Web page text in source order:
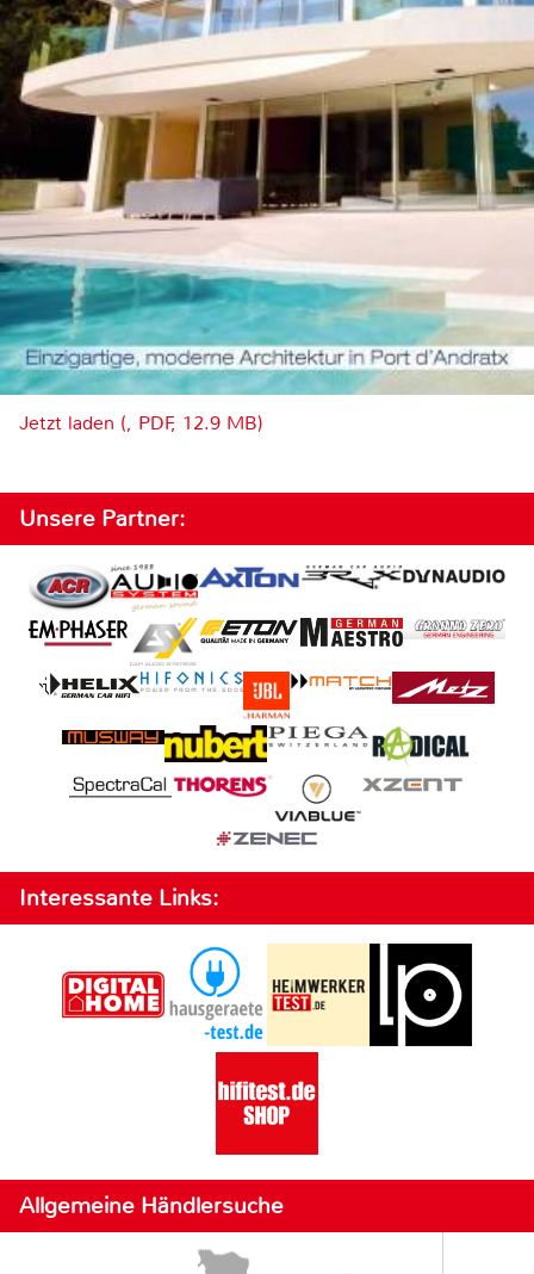
Jetzt laden (, PDF, 12.9 MB)
Unsere Partner:
Interessante Links:
Allgemeine Händlersuche